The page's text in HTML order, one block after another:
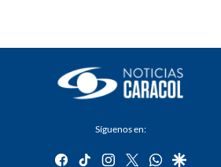
Síguenos en:
facebook
tiktok instagram
twitterwhatsapp
google